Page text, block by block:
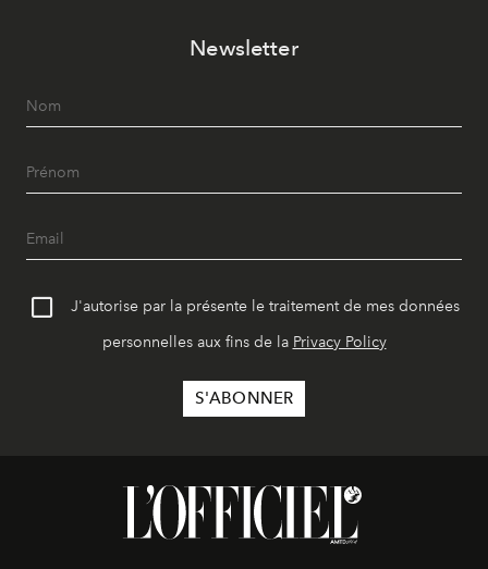
Newsletter
J'autorise par la présente le traitement de mes données
personnelles aux fins de la Privacy Policy